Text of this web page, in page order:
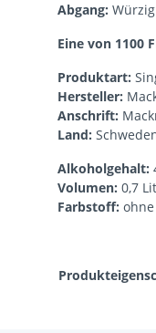
Abgang:
Eine von 1100
Produktart:
Hersteller:
Anschrift:
Land:
Alkoholgehalt:
Volumen: 0,7
Farbstoff: